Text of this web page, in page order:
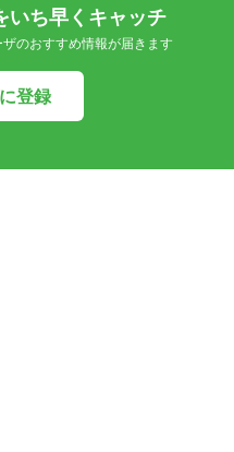
いち早くキャッチ
のおすすめ情報が届きます
登録